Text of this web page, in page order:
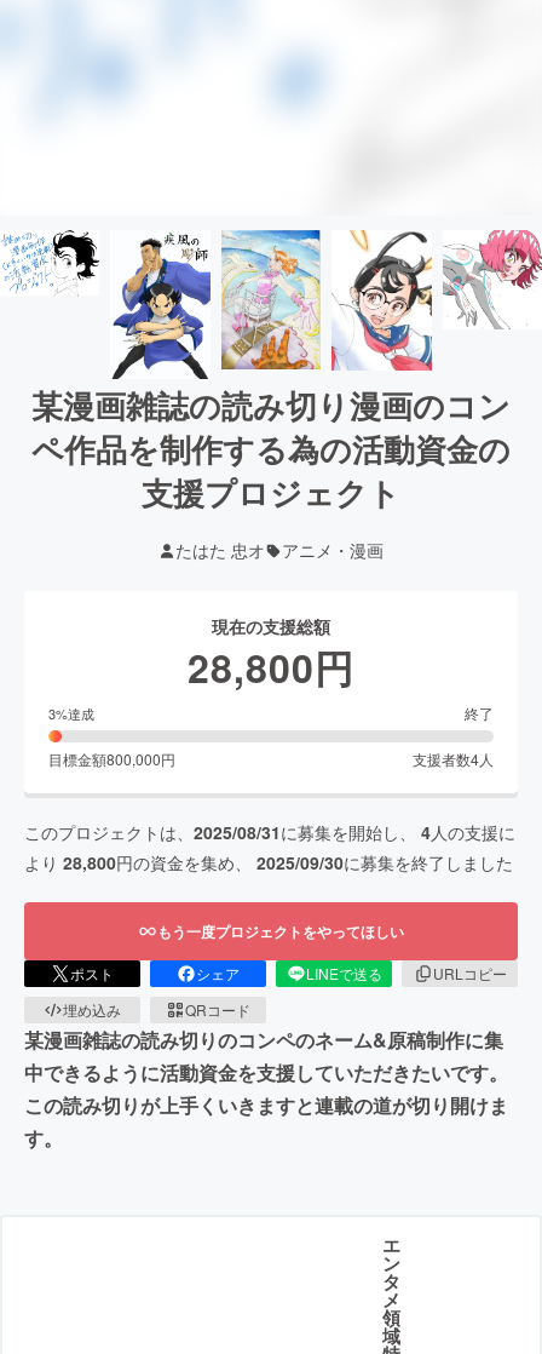
某漫画雑誌の読み切り漫画のコン
ペ作品を制作する為の活動資金の
支援プロジェクト
たはた 忠オ アニメ・漫画
現在の支援総額
28,800円
3%達成 終了
目標金額800,000円 支援者数4人
このプロジェクトは、 2025/08/31に募集を開始し、 4人の支援に
より 28,800円の資金を集め、 2025/09/30に募集を終了しました
もう一度プロジェクトをやってほしい
ポスト シェア LINEで送る
URLコピー
埋め込み
QRコード
某漫画雑誌の読み切りのコンペのネーム&原稿制作に集
中できるように活動資金を支援していただきたいです。
この読み切りが上手くいきますと連載の道が切り開けま
す。
エ
ン
タ
メ
領
域